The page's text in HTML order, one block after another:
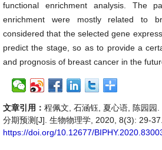
functional enrichment analysis. The
enrichment were mostly related to
considered that the selected gene
predict the stage, so as to provide a
and prognosis of breast cancer in the
文章引用： 程佩文, 石涵钰, 夏心语, 陈园园
分期预测[J]. 生物物理学, 2020, 8(3): 29-37.
https://doi.org/10.12677/